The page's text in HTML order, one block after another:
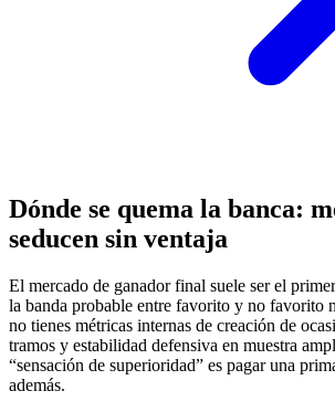
Dónde se quema la banca:
seducen sin ventaja
El mercado de ganador final suele ser el
la banda probable entre favorito y no favorito
no tienes métricas internas de creación de
tramos y estabilidad defensiva en muestra
“sensación de superioridad” es pagar una
además.